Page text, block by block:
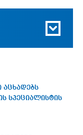
აცხადებს
სპეციალისტის